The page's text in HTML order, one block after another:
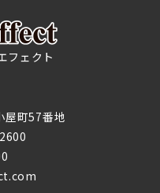
フェクト
屋町57番地